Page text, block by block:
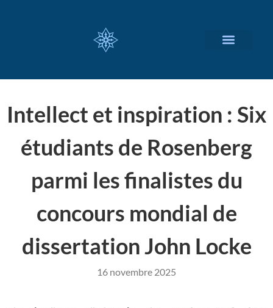
Intellect et inspiration : Six
étudiants de Rosenberg
parmi les finalistes du
concours mondial de
dissertation John Locke
16 novembre 2025